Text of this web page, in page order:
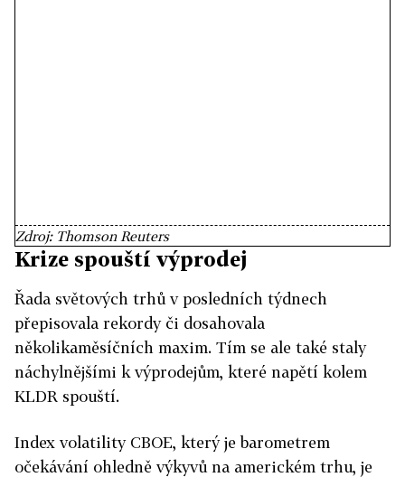
Zdroj: Thomson Reuters
Krize spouští výprodej
Řada světových trhů v posledních týdnech
přepisovala rekordy či dosahovala
několikaměsíčních maxim. Tím se ale také staly
náchylnějšími k výprodejům, které napětí kolem
KLDR spouští.
Index volatility CBOE, který je barometrem
očekávání ohledně výkyvů na americkém trhu, je